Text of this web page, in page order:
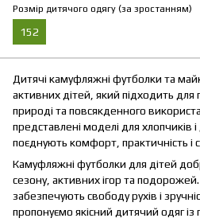
Дитячі камуфляжні футболки та
активних дітей, який підходить для
природі та повсякденного
представлені моделі для хлопчиків і
поєднують комфорт, практичність і
Камуфляжні футболки для дітей
сезону, активних ігор та
забезпечують свободу рухів і
пропонуємо якісний дитячий одяг із
Розмір дитячого одягу (за зростанням)
152